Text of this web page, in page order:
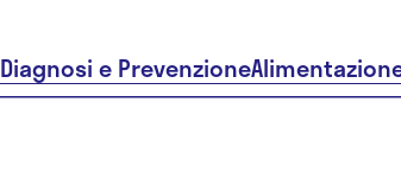
Diagnosi e Prevenzione